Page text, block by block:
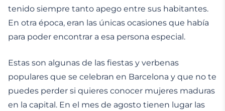
tenido siempre tanto apego entre sus habitantes.
En otra época, eran las únicas ocasiones que había
para poder encontrar a esa persona especial.
Estas son algunas de las fiestas y verbenas
populares que se celebran en Barcelona y que no te
puedes perder si quieres conocer mujeres maduras
en la capital. En el mes de agosto tienen lugar las